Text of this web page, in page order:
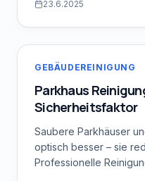
23.6.2025
GEBÄUDEREINIGUNG
Parkhaus
Sicherheitsfaktor
Saubere Parkhäuser
optisch besser – sie
Professionelle